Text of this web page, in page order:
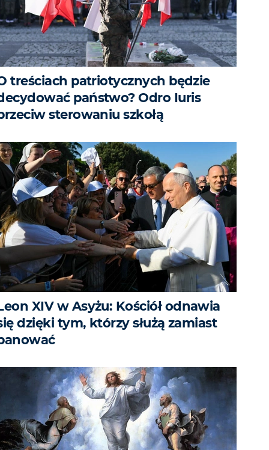
treściach patriotycznych będzie
państwo? Odro Iuris
sterowaniu szkołą
XIV w Asyżu: Kościół odnawia
dzięki tym, którzy służą zamiast